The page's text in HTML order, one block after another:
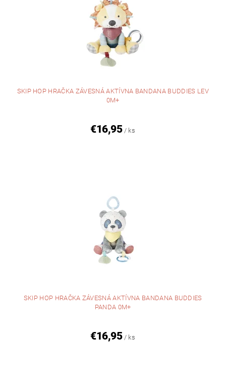
SKIP HOP HRAČKA ZÁVESNÁ AKTÍVNA BANDANA BUDDIES LEV
0M+
€16,95 / ks
SKIP HOP HRAČKA ZÁVESNÁ AKTÍVNA BANDANA BUDDIES
PANDA 0M+
€16,95 / ks